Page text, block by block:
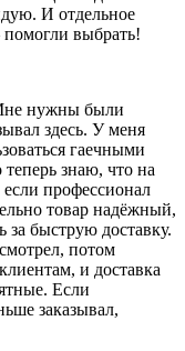
И отдельное
помогли выбрать!
нужны были
здесь. У меня
гаечными
знаю, что на
профессионал
товар надёжный,
за быструю доставку.
потом
и доставка
Если
заказывал,